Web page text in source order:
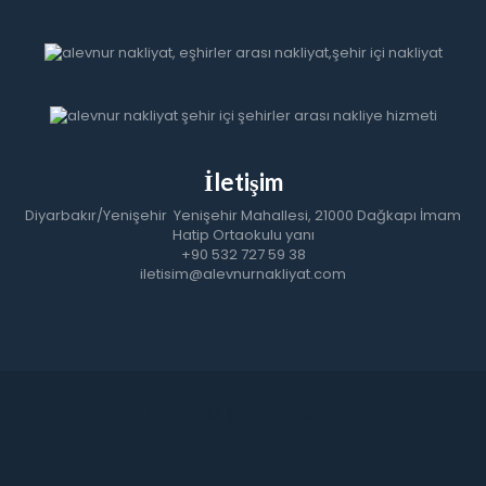
İletişim
Diyarbakır/Yenişehir Yenişehir Mahallesi, 21000 Dağkapı İmam
Hatip Ortaokulu yanı
+90 532 727 59 38
iletisim@alevnurnakliyat.com